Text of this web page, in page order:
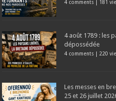
4 comments | 181
4 août 1789 : les
dépossédée
4 comments | 220
Les messes en
25 et 26 juillet